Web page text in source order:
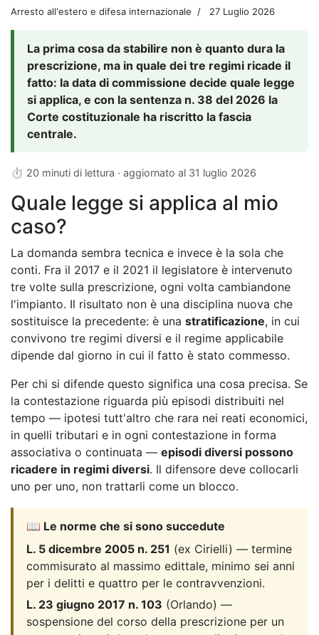
Arresto all'estero e difesa internazionale 27 Luglio 2026
La prima cosa da stabilire non è quanto dura la
prescrizione, ma in quale dei tre regimi ricade il
fatto: la data di commissione decide quale legge
si applica, e con la sentenza n. 38 del 2026 la
Corte costituzionale ha riscritto la fascia
centrale.
⏱ 20 minuti di lettura · aggiornato al 31 luglio 2026
Quale legge si applica al mio
caso?
La domanda sembra tecnica e invece è la sola che
conti. Fra il 2017 e il 2021 il legislatore è intervenuto
tre volte sulla prescrizione, ogni volta cambiandone
l'impianto. Il risultato non è una disciplina nuova che
sostituisce la precedente: è una stratificazione, in cui
convivono tre regimi diversi e il regime applicabile
dipende dal giorno in cui il fatto è stato commesso.
Per chi si difende questo significa una cosa precisa. Se
la contestazione riguarda più episodi distribuiti nel
tempo — ipotesi tutt'altro che rara nei reati economici,
in quelli tributari e in ogni contestazione in forma
associativa o continuata — episodi diversi possono
ricadere in regimi diversi. Il difensore deve collocarli
uno per uno, non trattarli come un blocco.
📖 Le norme che si sono succedute
L. 5 dicembre 2005 n. 251 (ex Cirielli) — termine
commisurato al massimo edittale, minimo sei anni
per i delitti e quattro per le contravvenzioni.
L. 23 giugno 2017 n. 103 (Orlando) —
sospensione del corso della prescrizione per un